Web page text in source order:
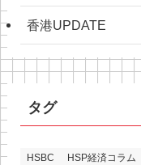
香港UPDATE
タグ
HSBC HSP経済コラム